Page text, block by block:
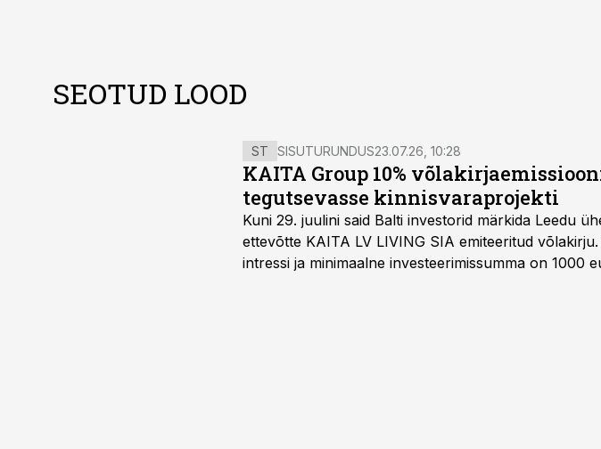
SEOTUD LOOD
ST SISUTURUNDUS23.07.26, 10:28
KAITA Group 10%
tegutsevasse kinnisvaraprojekti
Kuni 29. juulini said Balti investorid märkida Leedu
ettevõtte KAITA LV LIVING SIA emiteeritud
intressi ja minimaalne investeerimissumma on 1000